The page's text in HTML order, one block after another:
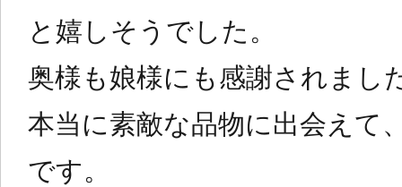
と嬉しそうでした。
奥様も娘様にも感謝されまし
本当に素敵な品物に出会えて
です。